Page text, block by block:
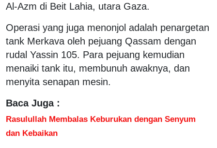
Al-Azm di Beit Lahia, utara Gaza.
Operasi yang juga menonjol adalah penargetan
tank Merkava oleh pejuang Qassam dengan
rudal Yassin 105. Para pejuang kemudian
menaiki tank itu, membunuh awaknya, dan
menyita senapan mesin.
Baca Juga :
Rasulullah Membalas Keburukan dengan Senyum
dan Kebaikan